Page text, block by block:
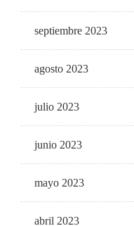
septiembre 2023
agosto 2023
julio 2023
junio 2023
mayo 2023
abril 2023